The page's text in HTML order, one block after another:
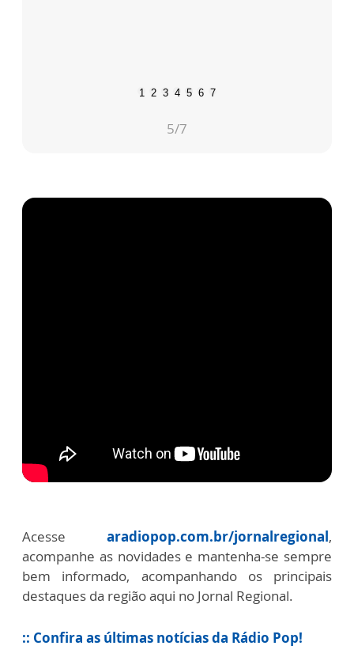
1 2 3 4 5 6 7
5/7
Acesse aradiopop.com.br/jornalregional,
acompanhe as novidades e mantenha-se sempre
bem informado, acompanhando os principais
destaques da região aqui no Jornal Regional.
:: Confira as últimas notícias da Rádio Pop!